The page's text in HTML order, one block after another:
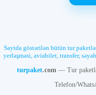
Saytda göstərilən bütün tur
yerləşməsi, aviabilet, transfer,
turpaket.com— Tur
Telefon/